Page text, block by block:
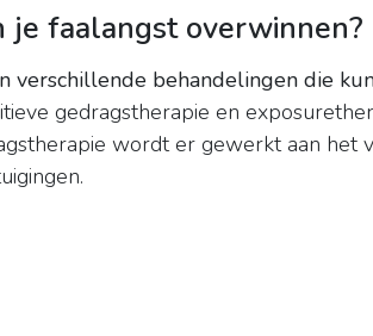
je faalangst overwinnen?
verschillende behandelingen die
gedragstherapie en
wordt er gewerkt aan het